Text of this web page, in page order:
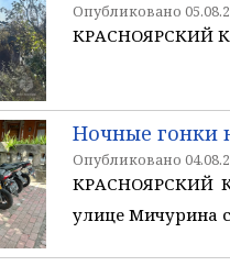
Опубликовано
КРАСНОЯРСКИЙ
Ночные гонки
Опубликовано
КРАСНОЯРСКИЙ
улице Мичурина